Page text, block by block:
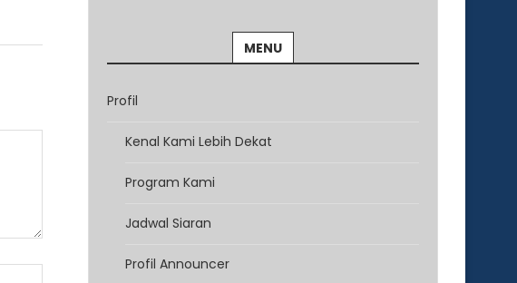
MENU
Profil
Kenal Kami Lebih Dekat
Program Kami
Jadwal Siaran
Profil Announcer